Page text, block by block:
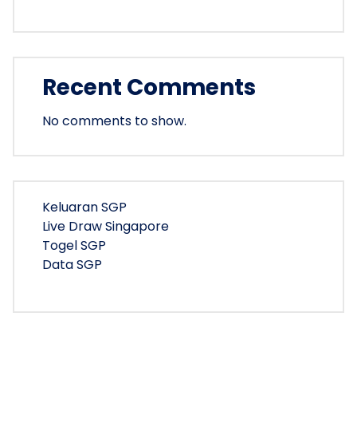
Recent Comments
No comments to show.
Keluaran SGP
Live Draw Singapore
Togel SGP
Data SGP